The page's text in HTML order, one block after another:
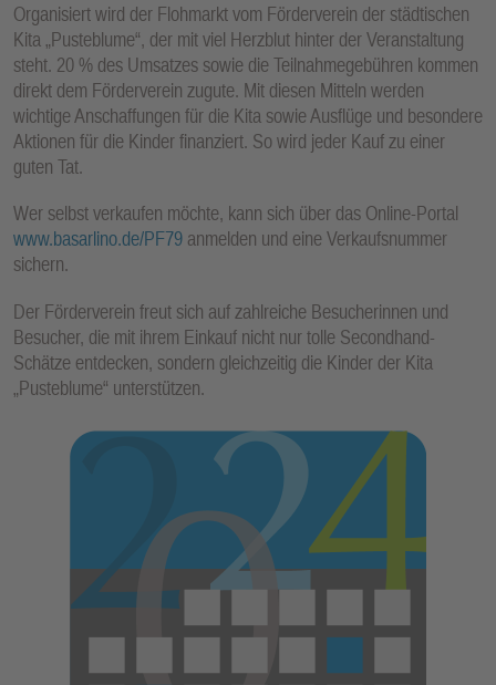
Organisiert wird der Flohmarkt vom Förderverein der städtischen
Kita „Pusteblume“, der mit viel Herzblut hinter der Veranstaltung
steht. 20 % des Umsatzes sowie die Teilnahmegebühren kommen
direkt dem Förderverein zugute. Mit diesen Mitteln werden
wichtige Anschaffungen für die Kita sowie Ausflüge und besondere
Aktionen für die Kinder finanziert. So wird jeder Kauf zu einer
guten Tat.
Wer selbst verkaufen möchte, kann sich über das Online-Portal
www.basarlino.de/PF79 anmelden und eine Verkaufsnummer
sichern.
Der Förderverein freut sich auf zahlreiche Besucherinnen und
Besucher, die mit ihrem Einkauf nicht nur tolle Secondhand-
Schätze entdecken, sondern gleichzeitig die Kinder der Kita
„Pusteblume“ unterstützen.